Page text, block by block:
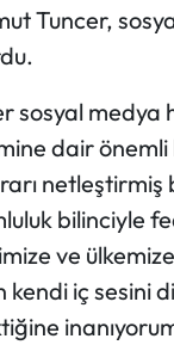
Tuncer,
sosyal medya
dair
netleştirmiş
bilinciyle
ve
kendi iç sesini